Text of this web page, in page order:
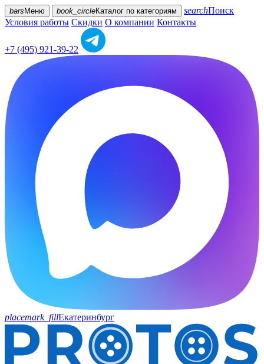
bars Меню book_circleКаталог по категориям searchПоиск
Условия работы Скидки О компании Контакты
+7 (495) 921-39-22
placemark_fillЕкатеринбург